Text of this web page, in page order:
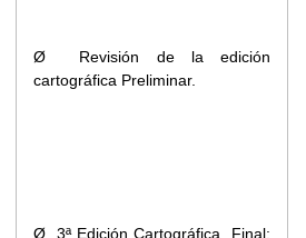
Ø Revisión de la edición
cartográfica Preliminar.
Ø 3ª Edición Cartográfica Final: